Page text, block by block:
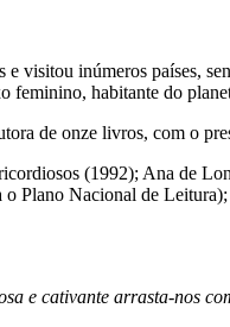
visitou inúmeros países,
feminino, habitante do
de onze livros, com o
(1992); Ana de
Plano Nacional de
e cativante arrasta-nos